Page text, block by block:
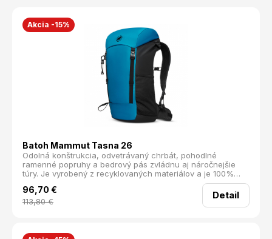
Akcia -15%
Batoh Mammut Tasna 26
Odolná konštrukcia, odvetrávaný chrbát, pohodlné
ramenné popruhy a bedrový pás zvládnu aj náročnejšie
túry. Je vyrobený z recyklovaných materiálov a je 100%
bez PFC. Súčasťou je aj pláštenka a pútka na trekové
palice. odvetrávaný chrbtový panel hlavná komora
uzatvárateľná na 2 pracky sieťované bočné vrecká
nastaviteľný bedrový popruh nastaviteľný hrudný popruh
96,70 €
113,80€
Detail